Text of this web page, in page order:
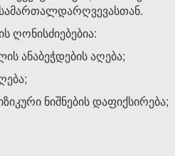
სამართალდარღვევასთან.
ღონისძიებებია:
ანაბეჭდების აღება;
ნიშნების დაფიქსირება;